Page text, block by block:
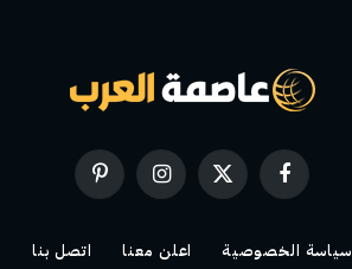
فيسبوك
X
(Twitter)
الانستغرامبينتيريست
سياسة الخصوصية اعلن معنا اتصل بنا